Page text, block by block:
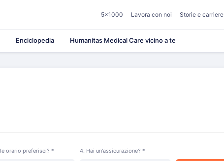
5×1000 Lavora con noi Storie e carriere
Enciclopedia Humanitas Medical Care vicino a te
orario preferisci? * 4. Hai un'assicurazione? *